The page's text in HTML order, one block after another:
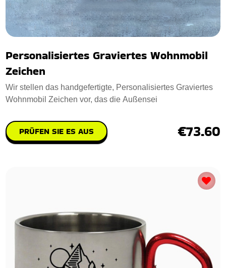
Personalisiertes Graviertes Wohnmobil
Zeichen
Wir stellen das handgefertigte, Personalisiertes Graviertes
Wohnmobil Zeichen vor, das die Außensei
PRÜFEN SIE ES AUS €73.60